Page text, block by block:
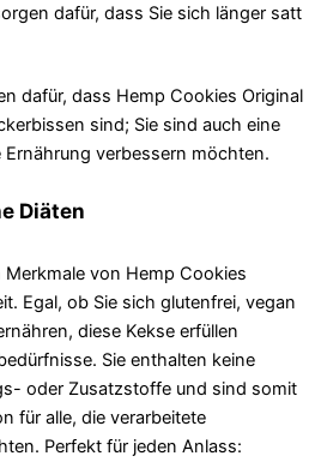
dafür, dass Sie sich länger satt
dafür, dass Hemp Cookies Original
sind; Sie sind auch eine
Ernährung verbessern möchten.
Diäten
von Hemp Cookies
Egal, ob Sie sich glutenfrei, vegan
diese Kekse erfüllen
Sie enthalten keine
oder Zusatzstoffe und sind somit
für alle, die verarbeitete
Perfekt für jeden Anlass: